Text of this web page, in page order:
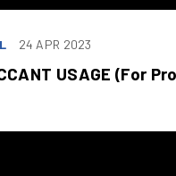
24 APR 2023
USAGE (For